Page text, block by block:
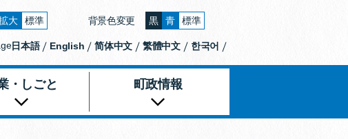
大
文字を大きくする
標準
文字の大きさをもとの大きさに戻す
背景色変更
黒
背景色の変更：黒
青
背景色の変更：青
標準
背景色の変更：白
日本語 English 简体中文 繁體中文 한국어
・しごと 町政情報